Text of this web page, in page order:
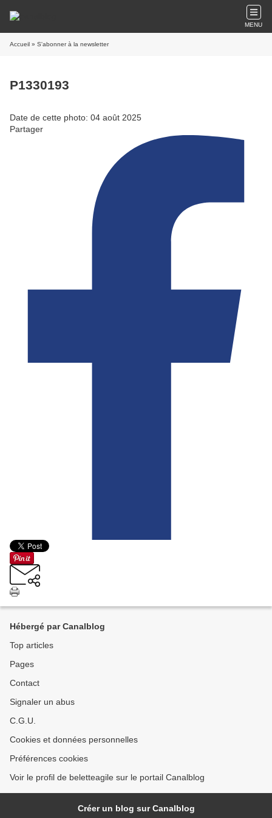
MENU
Accueil » S'abonner à la newsletter
P1330193
Date de cette photo: 04 août 2025
Partager
Hébergé par Canalblog
Top articles
Pages
Contact
Signaler un abus
C.G.U.
Cookies et données personnelles
Préférences cookies
Voir le profil de beletteagile sur le portail Canalblog
Créer un blog sur Canalblog